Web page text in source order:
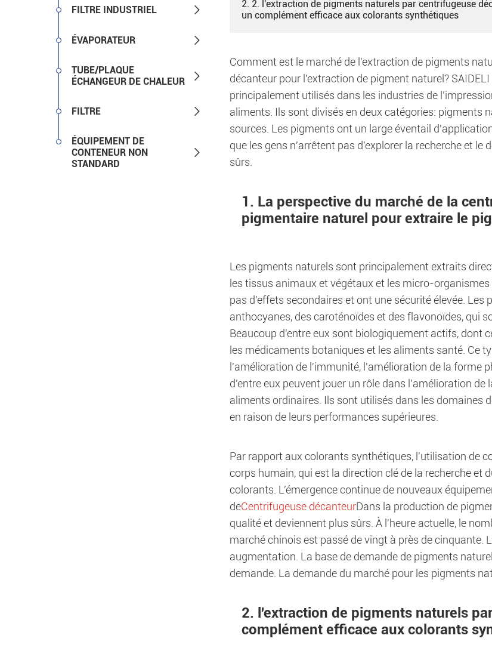
FILTRE INDUSTRIEL 
ÉVAPORATEUR 
TUBE/PLAQUE
ÉCHANGEUR DE CHALEUR

FILTRE 
ÉQUIPEMENT DE
CONTENEUR NON
STANDARD

2. 2. l'extraction de pigments naturels par centrifugeuse
un complément efficace aux colorants synthétiques
Comment est le marché de l'extraction de pigments
décanteur pour l'extraction de pigment naturel?
principalement utilisés dans les industries de
aliments. Ils sont divisés en deux catégories: pigments
sources. Les pigments ont un large éventail
que les gens n'arrêtent pas d'explorer la recherche et
sûrs.
1. La perspective du marché de la
pigmentaire naturel pour extraire le
Les pigments naturels sont principalement extraits
les tissus animaux et végétaux et les micro-
pas d'effets secondaires et ont une sécurité élevée.
anthocyanes, des caroténoïdes et des flavonoïdes, qui
Beaucoup d'entre eux sont biologiquement actifs, dont
les médicaments botaniques et les aliments santé. Ce
l'amélioration de l'immunité, l'amélioration de la forme
d'entre eux peuvent jouer un rôle dans l'amélioration
aliments ordinaires. Ils sont utilisés dans les domaines
en raison de leurs performances supérieures.
Par rapport aux colorants synthétiques, l'utilisation de
corps humain, qui est la direction clé de la recherche et
colorants. L'émergence continue de nouveaux
deCentrifugeuse décanteurDans la production de
qualité et deviennent plus sûrs. À l'heure actuelle, le
marché chinois est passé de vingt à près de cinquante.
augmentation. La base de demande de pigments
demande. La demande du marché pour les pigments
2. l'extraction de pigments naturels
complément efficace aux colorants